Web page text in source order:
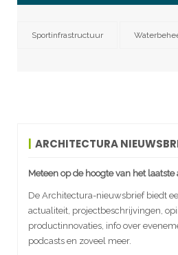
Sportinfrastructuur
ARCHITECTURA
Meteen op de hoogte van het
De Architectura-nieuwsbrief biedt
actualiteit, projectbeschrijvingen,
productinnovaties, info over
podcasts en zoveel meer.